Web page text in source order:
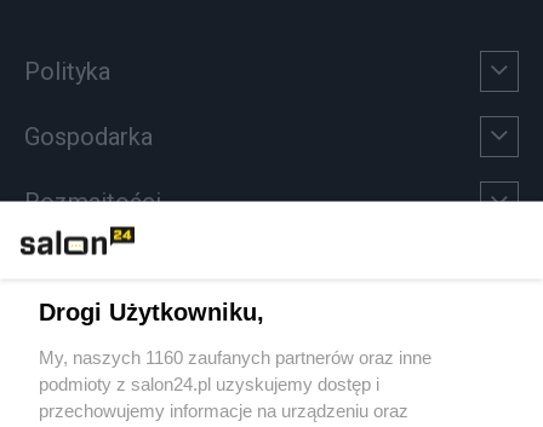
Polityka
Gospodarka
Rozmaitości
Sport
Społeczeństwo
Drogi Użytkowniku,
My, naszych 1160 zaufanych partnerów oraz inne
podmioty z salon24.pl uzyskujemy dostęp i
przechowujemy informacje na urządzeniu oraz